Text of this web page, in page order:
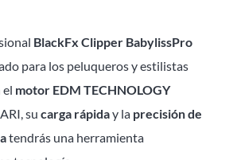
BlackFx Clipper BabylissPro
para los peluqueros y estilistas
el motor EDM TECHNOLOGY
su carga rápiday la precisión de
tendrás una herramienta